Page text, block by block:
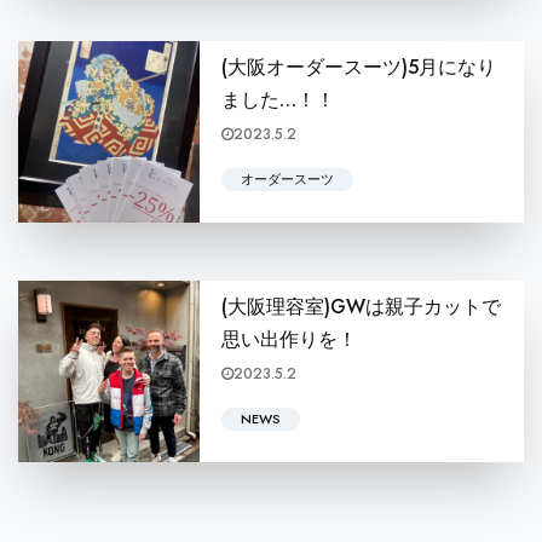
(大阪オーダースーツ)5月になり
ました…！！
2023.5.2
オーダースーツ
(大阪理容室)GWは親子カットで
思い出作りを！
2023.5.2
NEWS